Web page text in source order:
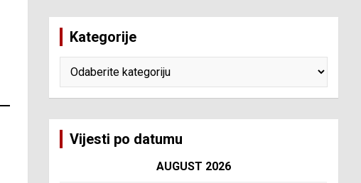
Kategorije
Vijesti po datumu
AUGUST 2026